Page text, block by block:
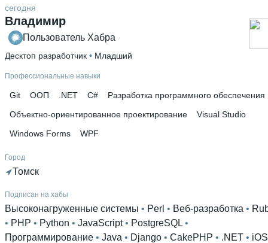
Владимир
сегодня
Пользователь Хабра
Десктоп разработчик • Младший
Профессиональные навыки
Git ООП .NET C#
Разработка программного обеспечения
Объектно-ориентированное проектирование
Visual Studio
Windows Forms
WPF
Город
Томск
Подписан на хабы
Высоконагруженные системы • Perl • Веб-разработка •
• PHP • Python • JavaScript • PostgreSQL
Программирование • Java • Django • CakePHP • .NET • iOS